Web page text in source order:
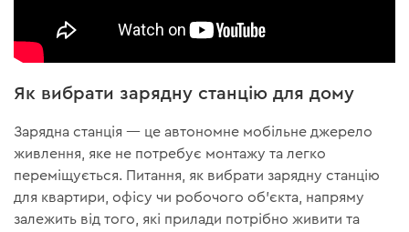
Як вибрати зарядну станцію для дому
Зарядна станція — це автономне мобільне джерело
живлення, яке не потребує монтажу та легко
переміщується. Питання, як вибрати зарядну станцію
для квартири, офісу чи робочого об'єкта, напряму
залежить від того, які прилади потрібно живити та